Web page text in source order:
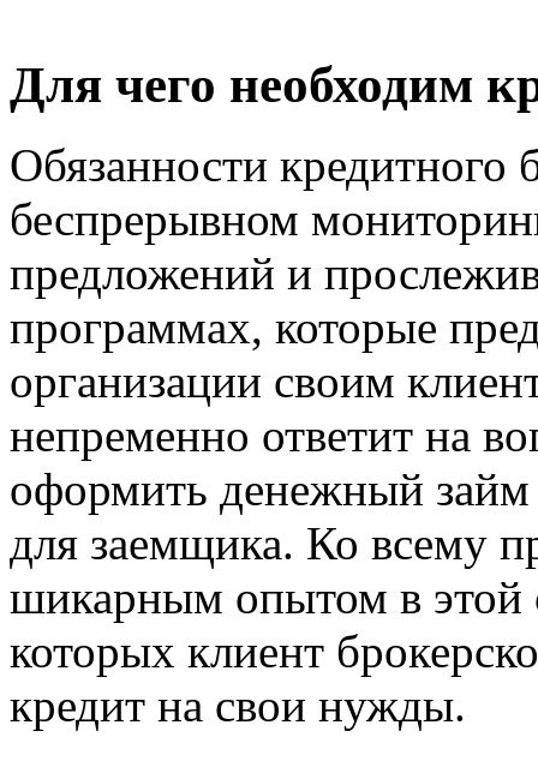
Для чего необходим
Обязанности кредитного
беспрерывном
предложений и
программах, которые
организации своим
непременно ответит на
оформить денежный
для заемщика. Ко всему
шикарным опытом в этой
которых клиент
кредит на свои нужды.